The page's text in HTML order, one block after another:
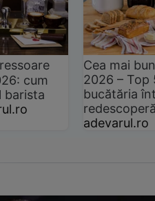
cum
barista
Cea mai
2026 –
bucătăria
adevarul.ro